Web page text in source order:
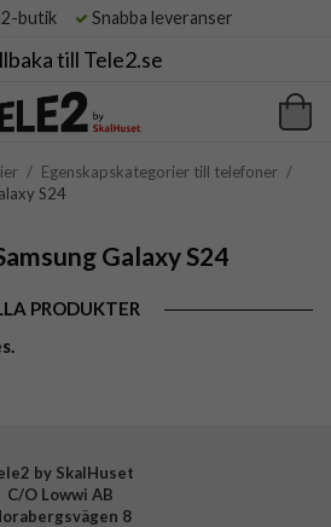
butik Snabba leveranser
till Tele2.se
/ Egenskapskategorier till telefoner /
S24
Galaxy S24
PRODUKTER
by SkalHuset
C/O Lowwi AB
8